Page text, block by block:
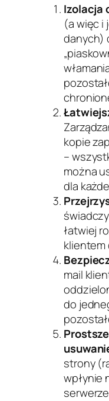
Izolacja
(a więc i
danych)
kopie
–
można
dla
łatwiej
klientem
mail
do
strony
wpłynie